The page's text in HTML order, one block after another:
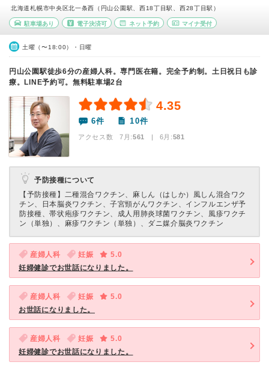
北海道札幌市中央区北一条西（円山公園駅、西18丁目駅、西28丁目駅）
駐車場あり 電子決済可 ネット予約 マイナ受付
土曜（〜18:00）・日曜
円山公園駅徒歩6分の産婦人科。専門医在籍。完全予約制。土日祝日も診
療。LINE予約可。無料駐車場2台
4.35
6件 10件
アクセス数 7月:561 | 6月:581
予防接種について
【予防接種】 二種混合ワクチン、麻しん（はしか）風しん混合ワク
チン、日本脳炎ワクチン、子宮頸がんワクチン、インフルエンザ予
防接種、帯状疱疹ワクチン、成人用肺炎球菌ワクチン、風疹ワクチ
ン（単独）、麻疹ワクチン（単独）、ダニ媒介脳炎ワクチン
産婦人科 妊娠
5.0
妊婦健診でお世話になりました。
産婦人科 妊娠
5.0
お世話になりました。
産婦人科 妊娠
5.0
妊婦健診でお世話になりました。